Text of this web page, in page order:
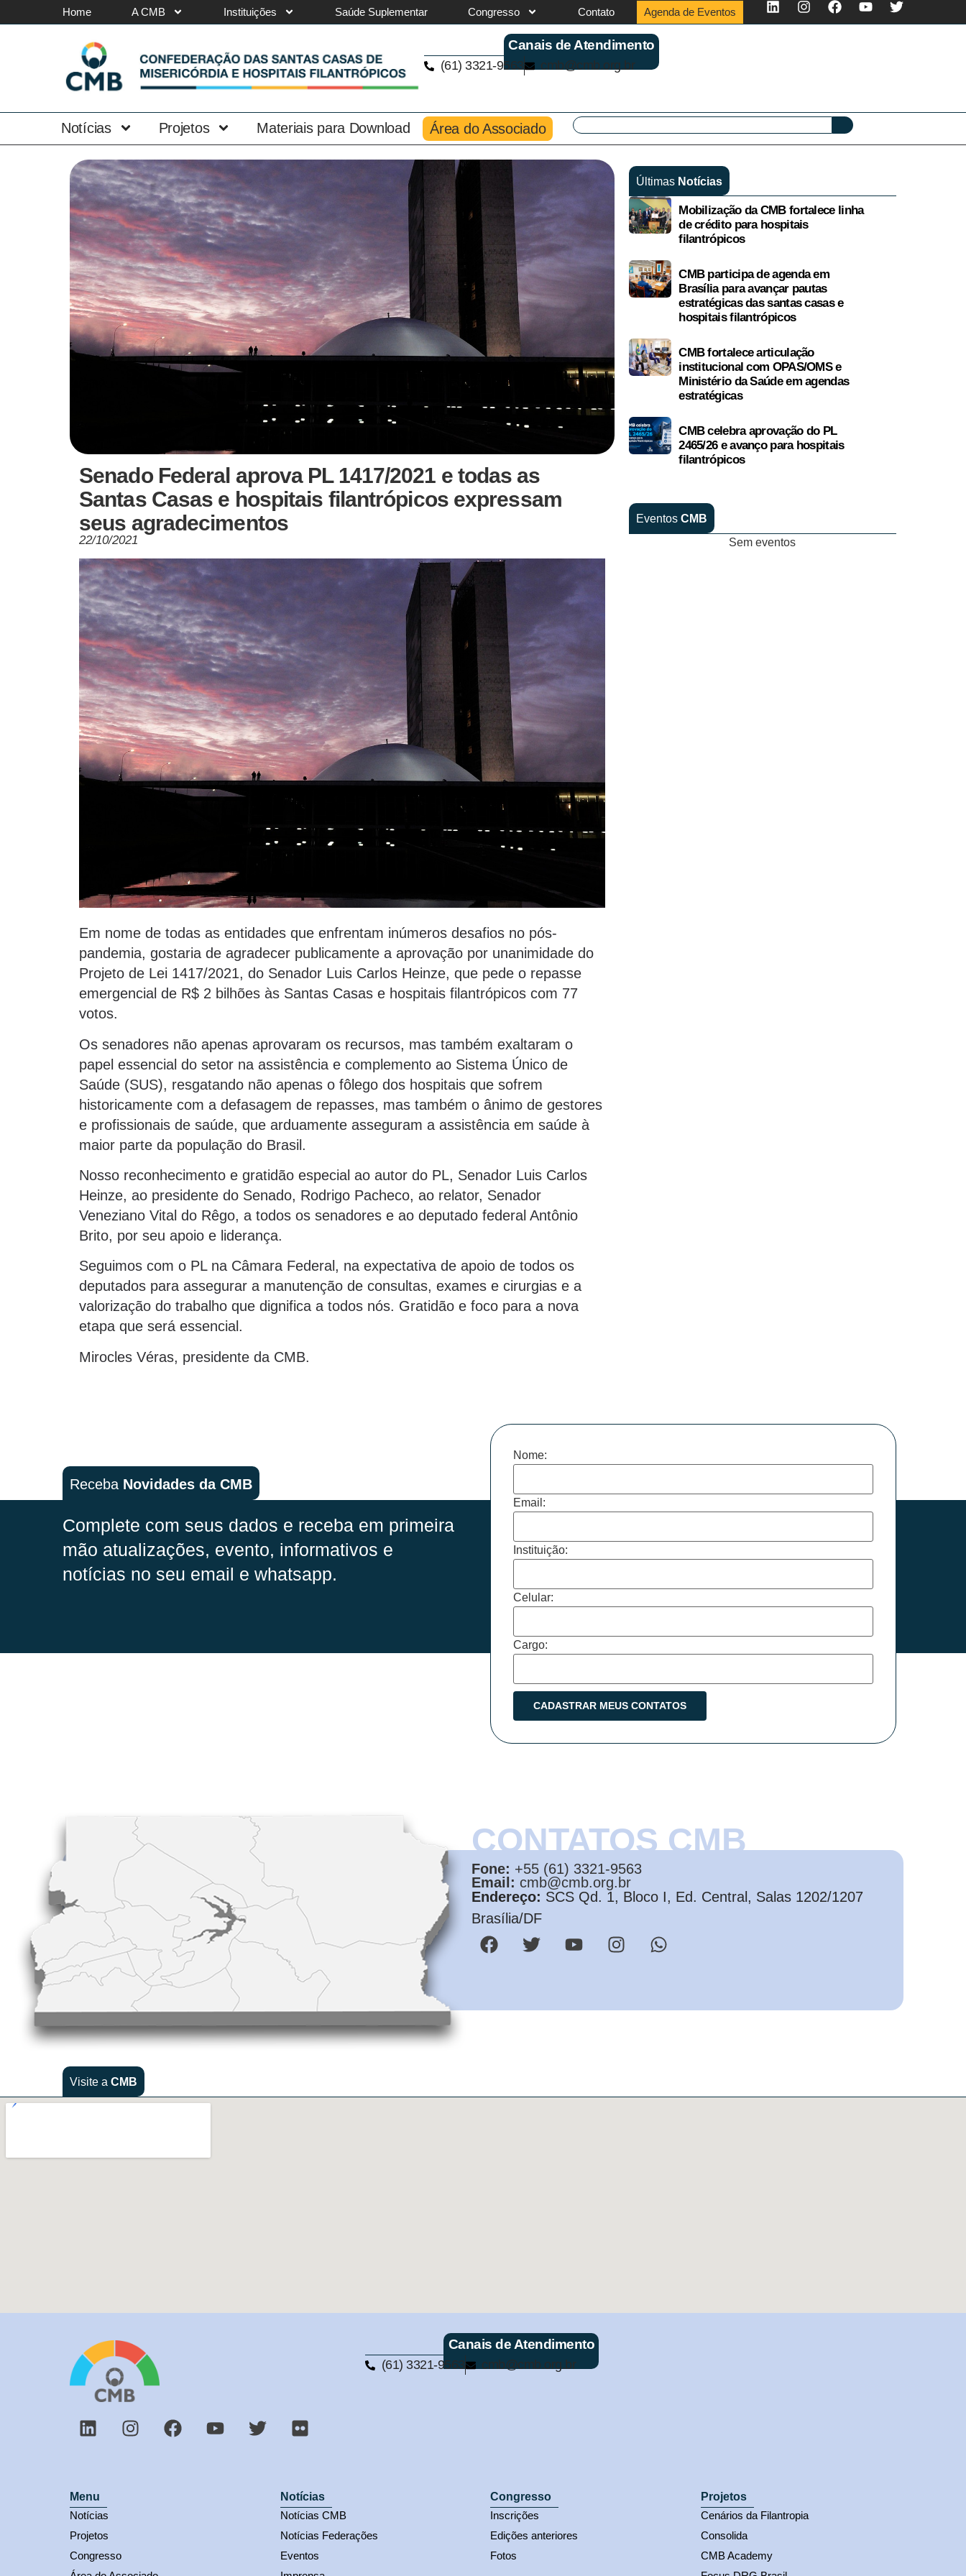
Home A CMB Instituições Saúde Suplementar Congresso Contato Agenda de Eventos
Canais de Atendimento
(61) 3321-9563 cmb@cmb.org.br
Notícias Projetos Materiais para Download Área do Associado
Senado Federal aprova PL 1417/2021 e todas as
Santas Casas e hospitais filantrópicos expressam
seus agradecimentos
22/10/2021
Em nome de todas as entidades que enfrentam inúmeros desafios no pós-
pandemia, gostaria de agradecer publicamente a aprovação por unanimidade do
Projeto de Lei 1417/2021, do Senador Luis Carlos Heinze, que pede o repasse
emergencial de R$ 2 bilhões às Santas Casas e hospitais filantrópicos com 77
votos.
Os senadores não apenas aprovaram os recursos, mas também exaltaram o
papel essencial do setor na assistência e complemento ao Sistema Único de
Saúde (SUS), resgatando não apenas o fôlego dos hospitais que sofrem
historicamente com a defasagem de repasses, mas também o ânimo de gestores
e profissionais de saúde, que arduamente asseguram a assistência em saúde à
maior parte da população do Brasil.
Nosso reconhecimento e gratidão especial ao autor do PL, Senador Luis Carlos
Heinze, ao presidente do Senado, Rodrigo Pacheco, ao relator, Senador
Veneziano Vital do Rêgo, a todos os senadores e ao deputado federal Antônio
Brito, por seu apoio e liderança.
Seguimos com o PL na Câmara Federal, na expectativa de apoio de todos os
deputados para assegurar a manutenção de consultas, exames e cirurgias e a
valorização do trabalho que dignifica a todos nós. Gratidão e foco para a nova
etapa que será essencial.
Mirocles Véras, presidente da CMB.
Últimas Notícias
Mobilização da CMB fortalece linha
de crédito para hospitais
filantrópicos
CMB participa de agenda em
Brasília para avançar pautas
estratégicas das santas casas e
hospitais filantrópicos
CMB fortalece articulação
institucional com OPAS/OMS e
Ministério da Saúde em agendas
estratégicas
CMB celebra aprovação do PL
2465/26 e avanço para hospitais
filantrópicos
Eventos CMB
Sem eventos
Receba Novidades da CMB
Complete com seus dados e receba em primeira
mão atualizações, evento, informativos e
notícias no seu email e whatsapp.
Nome:
Email:
Instituição:
Celular:
Cargo:
CONTATOS CMB
Fone: +55 (61) 3321-9563
Email: cmb@cmb.org.br
Endereço: SCS Qd. 1, Bloco I, Ed. Central, Salas 1202/1207
Brasília/DF
Visite a CMB
Canais de Atendimento
(61) 3321-9563 cmb@cmb.org.br
Menu
Notícias
Projetos
Congresso
Notícias
Notícias CMB
Notícias Federações
Eventos
Congresso
Inscrições
Edições anteriores
Fotos
Projetos
Cenários da Filantropia
Consolida
CMB Academy